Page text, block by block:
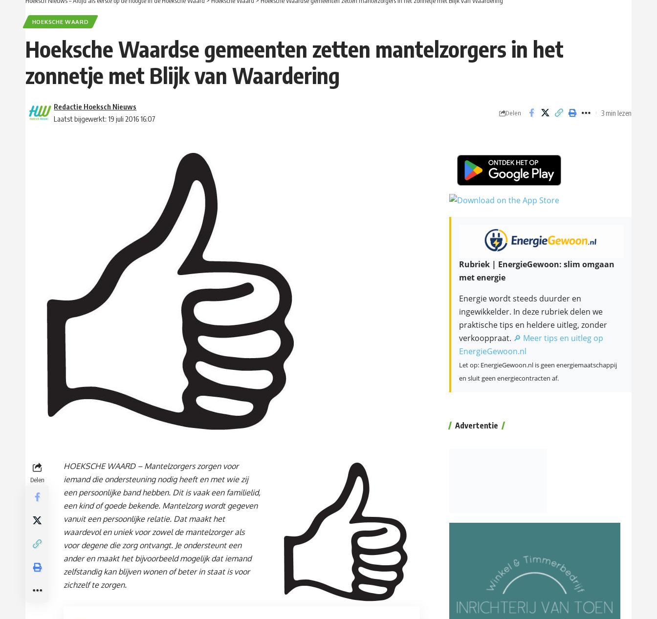
HOEKSCHE WAARD
Hoeksche Waardse gemeenten zetten mantelzorgers in het
zonnetje met Blijk van Waardering
Laatst bijgewerkt: 19 juli 2016 16:07
Redactie Hoeksch Nieuws
Delen 3 min lezen
Delen
HOEKSCHE WAARD – Mantelzorgers zorgen voor
iemand die ondersteuning nodig heeft en met wie zij
een persoonlijke band hebben. Dit is vaak een familielid,
een kind of goede bekende. Mantelzorg wordt gegeven
vanuit een persoonlijke relatie. Dat maakt het
waardevol en uniek voor zowel de mantelzorger als
voor degene die zorg ontvangt. Je ondersteunt een
ander en maakt het bijvoorbeeld mogelijk dat iemand
zelfstandig kan blijven wonen of beter in staat is voor
zichzelf te zorgen.
Rubriek | EnergieGewoon: slim omgaan
met energie
Energie wordt steeds duurder en
ingewikkelder. In deze rubriek delen we
praktische tips en heldere uitleg, zonder
verkooppraat. 🔎 Meer tips en uitleg op
EnergieGewoon.nl
Let op: EnergieGewoon.nl is geen energiemaatschappij
en sluit geen energiecontracten af.
Advertentie